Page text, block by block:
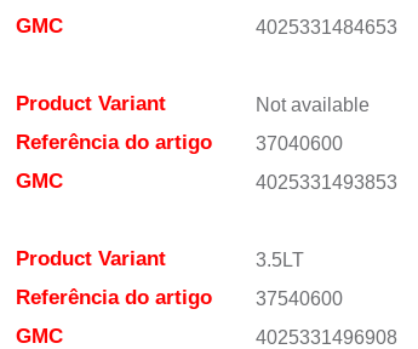
GMC 4025331484653
Product Variant Not available
Referência do artigo 37040600
GMC 4025331493853
Product Variant 3.5LT
Referência do artigo 37540600
GMC 4025331496908